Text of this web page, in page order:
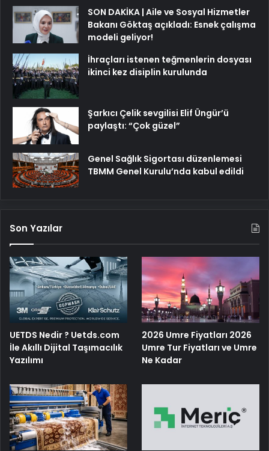
SON DAKİKA | Aile ve Sosyal Hizmetler
Bakanı Göktaş açıkladı: Esnek çalışma
modeli geliyor!
İhraçları istenen teğmenlerin dosyası
ikinci kez disiplin kurulunda
Şarkıcı Çelik sevgilisi Elif Üngür’ü
paylaştı: “Çok güzel”
Genel Sağlık Sigortası düzenlemesi
TBMM Genel Kurulu’nda kabul edildi
Son Yazılar
UETDS Nedir ? Uetds.com
İle Akıllı Dijital Taşımacılık
Yazılımı
2026 Umre Fiyatları 2026
Umre Tur Fiyatları ve Umre
Ne Kadar